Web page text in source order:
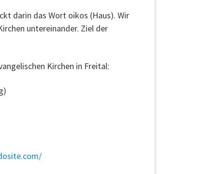
darin das Wort oikos (Haus). Wir
untereinander. Ziel der
Kirchen in Freital: